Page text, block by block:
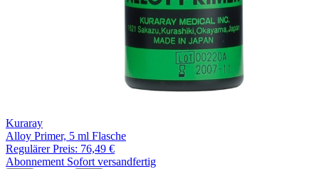
Kuraray
Alloy Primer, 5 ml Flasche
Regulärer Preis: 76,49 €
Abonnement Sofort versandfertig